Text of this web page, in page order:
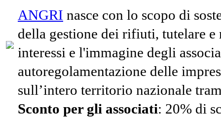
ANGRI nasce con lo scopo di
della gestione dei rifiuti, tutelare e
interessi e l'immagine degli
autoregolamentazione delle
sull’intero territorio nazionale
Sconto per gli associati: 20% di